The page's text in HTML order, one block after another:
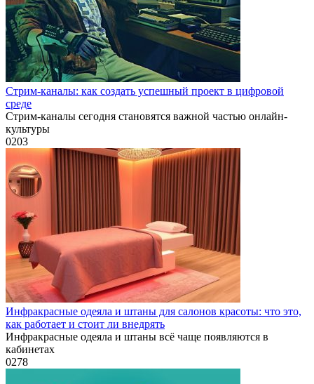
Стрим-каналы: как создать успешный проект в цифровой
среде
Стрим-каналы сегодня становятся важной частью онлайн-
культуры
0203
Инфракрасные одеяла и штаны для салонов красоты: что это,
как работает и стоит ли внедрять
Инфракрасные одеяла и штаны всё чаще появляются в
кабинетах
0278